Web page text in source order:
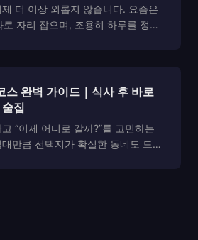
더 이상 외롭지 않습니다. 요즘은
로 자리 잡으며, 조용히 하루를 정리
스 완벽 가이드｜식사 후 바로
집
“이제 어디로 갈까?”를 고민하는
만큼 선택지가 확실한 동네도 드뭅